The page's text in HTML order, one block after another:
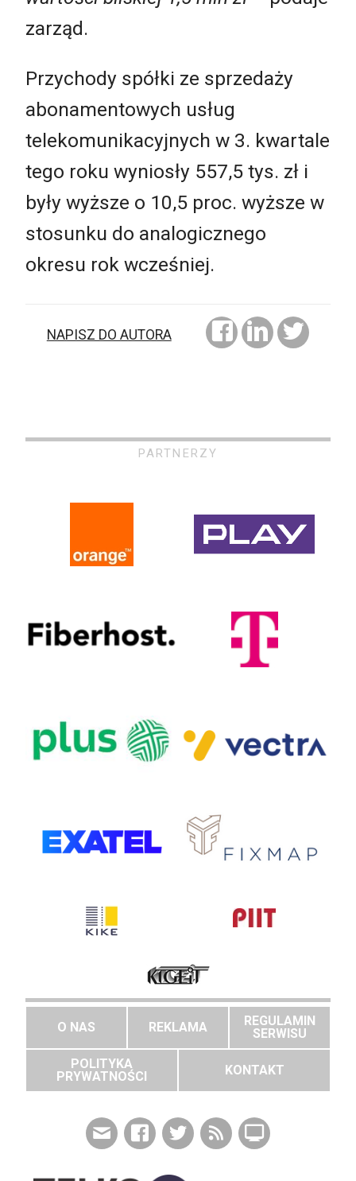
zarząd.
Przychody spółki ze sprzedaży
abonamentowych usług
telekomunikacyjnych w 3. kwartale
tego roku wyniosły 557,5 tys. zł i
były wyższe o 10,5 proc. wyższe w
stosunku do analogicznego
okresu rok wcześniej.
NAPISZ DO AUTORA
PARTNERZY
O NAS REKLAMA
REGULAMIN
SERWISU
POLITYKA
PRYWATNOŚCI
KONTAKT